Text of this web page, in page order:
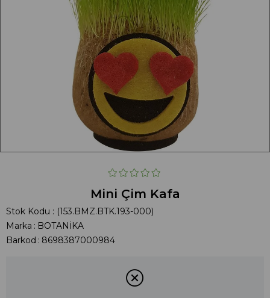
Mini Çim Kafa
Stok Kodu
(153.BMZ.BTK.193-000)
Marka : BOTANİKA
Barkod : 8698387000984